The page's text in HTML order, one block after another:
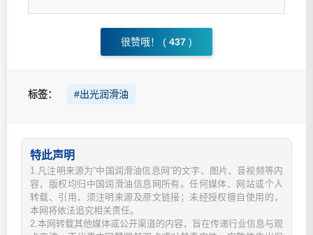
很赞哦！ ( 437 )
标签： #出光润滑油
特此声明
1.凡注明来源为“中国润滑油信息网”的文字、图片、音视频等内
容，版权均归中国润滑油信息网所有。任何媒体、网站或个人
转载、引用，须注明来源及原文链接；未经授权擅自使用的，
本网将依法追究相关责任。
2.本网转载其他媒体或公开渠道的内容，旨在传递行业信息与观